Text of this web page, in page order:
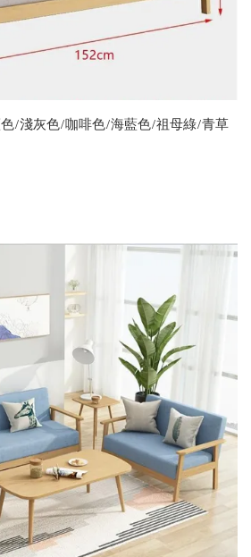
/淺灰色/咖啡色/海藍色/祖母綠/青草